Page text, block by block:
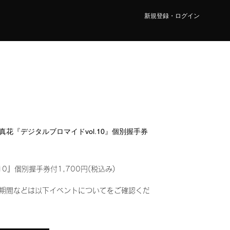
新規登録・ログイン
花『デジタルブロマイドvol.10』個別握手券
』個別握手券付1,700円(税込み)
間などは以下イベントについてをご確認くだ